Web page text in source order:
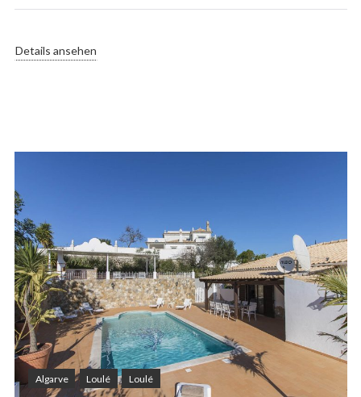
Details ansehen
Algarve Loulé Loulé